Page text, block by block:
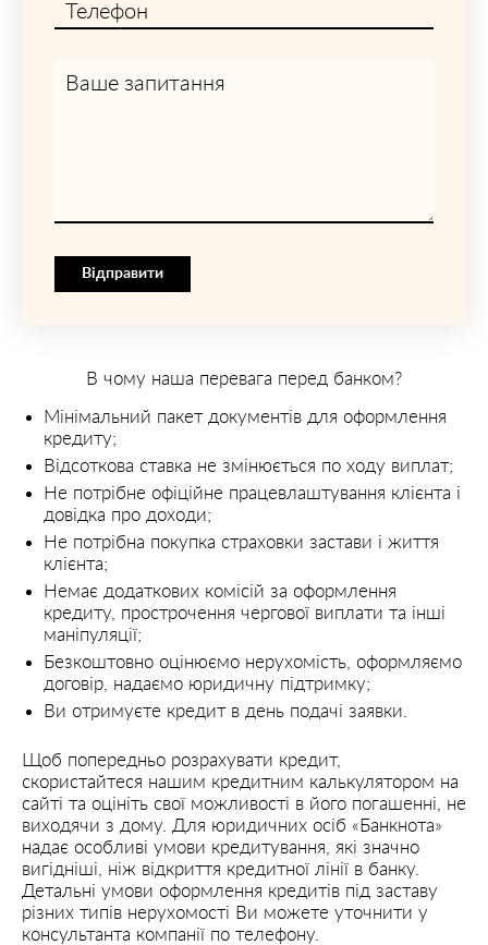
Телефон
Ваше запитання
Відправити
В чому наша перевага перед банком?
Мінімальний пакет документів для оформлення
кредиту;
Відсоткова ставка не змінюється по ходу виплат;
Не потрібне офіційне працевлаштування клієнта і
довідка про доходи;
Не потрібна покупка страховки застави і життя
клієнта;
Немає додаткових комісій за оформлення
кредиту, прострочення чергової виплати та інші
маніпуляції;
Безкоштовно оцінюємо нерухомість, оформляємо
договір, надаємо юридичну підтримку;
Ви отримуєте кредит в день подачі заявки.
Щоб попередньо розрахувати кредит,
скористайтеся нашим кредитним калькулятором на
сайті та оцініть свої можливості в його погашенні, не
виходячи з дому. Для юридичних осіб «Банкнота»
надає особливі умови кредитування, які значно
вигідніші, ніж відкриття кредитної лінії в банку.
Детальні умови оформлення кредитів під заставу
різних типів нерухомості Ви можете уточнити у
консультанта компанії по телефону.